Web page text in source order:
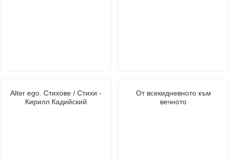
Alter ego. Стихове / Стихи -
Кирилл Кадийский
От всекидневното към
вечното